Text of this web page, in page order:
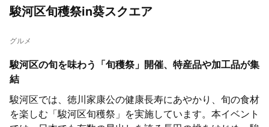
駿河区旬穫祭in葵スクエア
グルメ
駿河区の旬を味わう「旬穫祭」開催、特産品や加工品が集
結
駿河区では、徳川家康公の健康長寿にあやかり、旬の食材
を楽しむ「駿河区旬穫祭」を実施しています。本イベント